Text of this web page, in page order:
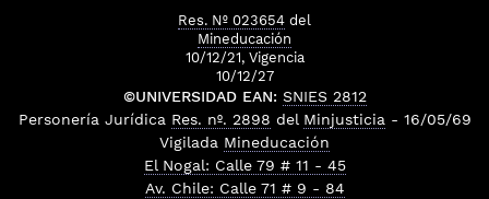
Res. Nº 023654 del
Mineducación
10/12/21, Vigencia
10/12/27
©UNIVERSIDAD EAN: SNIES 2812
Personería Jurídica Res. nº. 2898 del Minjusticia - 16/05/69
Vigilada Mineducación
El Nogal: Calle 79 # 11 - 45
Av. Chile: Calle 71 # 9 - 84